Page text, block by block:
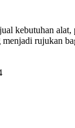
kebutuhan
rujukan